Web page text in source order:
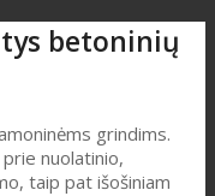
betoninių
grindims.
nuolatinio,
taip pat išošiniam